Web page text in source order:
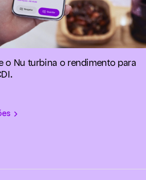
o Nu turbina o rendimento para